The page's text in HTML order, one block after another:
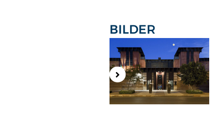
BILDER